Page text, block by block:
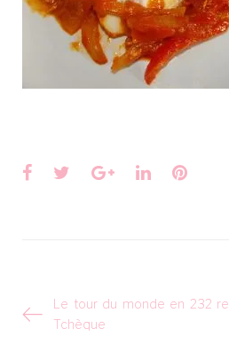
Facebook
TwitterGoogle+
LinkedIn
Navigation
de
l’article
Le tour du monde en 232
Tchèque